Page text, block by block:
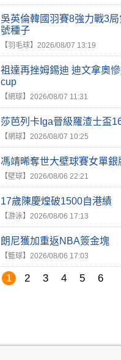
吳英倫韓國羽賽8強力戰3局
號種子
【羽毛球】 2026/08/07 13:19
祖達再挫姆錫迪 迪文拿奧
cup
【網球】 2026/08/07 11:31
莎芭列卡Iga晉級羅渣士盃
【網球】 2026/08/07 10:25
馮靖晞奪世大壁球賽女單銀
【壁球】 2026/08/06 22:21
17歲陳慶煌破1500自港績
【游泳】 2026/08/06 17:13
朗尼獲加重返NBA簽金塊
【籃球】 2026/08/06 17:03
1 2 3 4 5 6